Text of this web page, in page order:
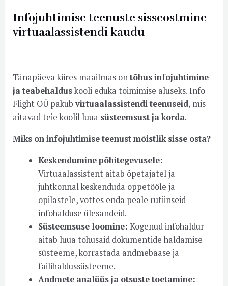
Infojuhtimise teenuste sisseostmine
virtuaalassistendi kaudu
Tänapäeva kiires maailmas ontõhus infojuhtimine
ja teabehalduskooli eduka toimimise aluseks. Info
Flight OÜ pakubvirtuaalassistendi teenuseid, mis
aitavad teie koolil luua süsteemsust ja korda.
Miks on infojuhtimise teenust mõistlik sisse osta?
Keskendumine põhitegevusele:
Virtuaalassistent aitab õpetajatel ja
juhtkonnal keskenduda õppetööle ja
õpilastele, võttes enda peale rutiinseid
infohalduse ülesandeid.
Süsteemsuse loomine: Kogenud infohaldur
aitab luua tõhusaid dokumentide haldamise
süsteeme, korrastada andmebaase ja
failihaldussüsteeme.
Andmete analüüs ja otsuste toetamine: